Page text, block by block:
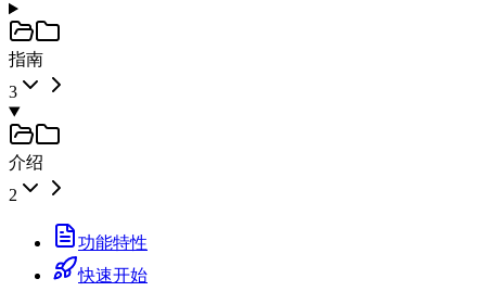
指南
3
介绍
2
功能特性
快速开始